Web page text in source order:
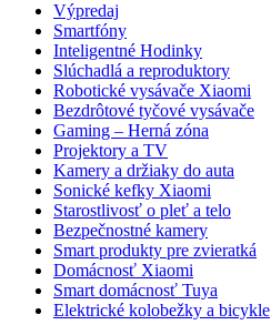
Výpredaj
Smartfóny
Inteligentné Hodinky
Slúchadlá a reproduktory
Robotické vysávače Xiaomi
Bezdrôtové tyčové vysávače
Gaming – Herná zóna
Projektory a TV
Kamery a držiaky do auta
Sonické kefky Xiaomi
Starostlivosť o pleť a telo
Bezpečnostné kamery
Smart produkty pre zvieratká
Domácnosť Xiaomi
Smart domácnosť Tuya
Elektrické kolobežky a bicykle